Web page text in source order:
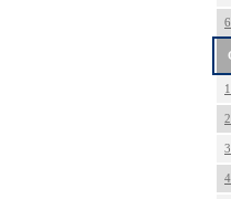
6
1
2
3
4